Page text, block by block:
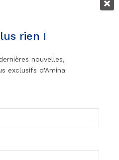
suivant
: le lion ne meurt pas !
rien !
nouvelles,
exclusifs d'Amina